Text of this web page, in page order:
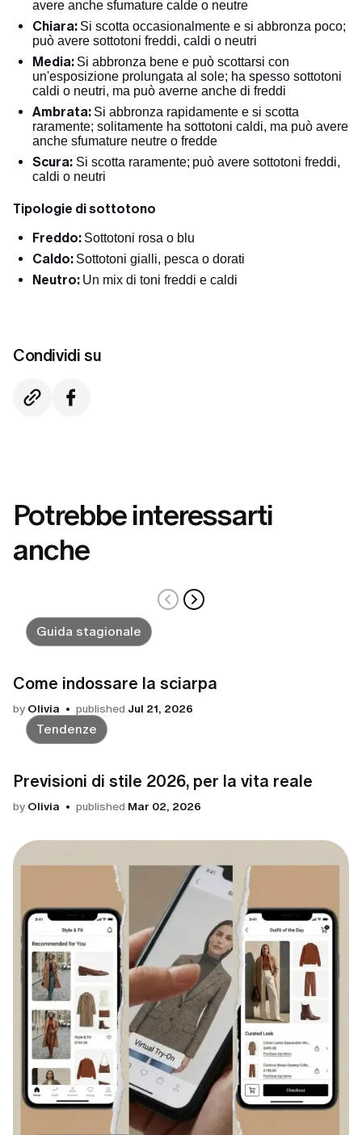
avere anche sfumature calde o neutre
Chiara: Si scotta occasionalmente e si abbronza poco;
può avere sottotoni freddi, caldi o neutri
Media: Si abbronza bene e può scottarsi con
un'esposizione prolungata al sole; ha spesso sottotoni
caldi o neutri, ma può averne anche di freddi
Ambrata: Si abbronza rapidamente e si scotta
raramente; solitamente ha sottotoni caldi, ma può avere
anche sfumature neutre o fredde
Scura: Si scotta raramente; può avere sottotoni freddi,
caldi o neutri
Tipologie di sottotono
Freddo: Sottotoni rosa o blu
Caldo: Sottotoni gialli, pesca o dorati
Neutro: Un mix di toni freddi e caldi
Condividi su
Potrebbe interessarti
anche
Guida stagionale
Come indossare la sciarpa
by Olivia published Jul 21, 2026
Tendenze
Previsioni di stile 2026, per la vita reale
by Olivia published Mar 02, 2026